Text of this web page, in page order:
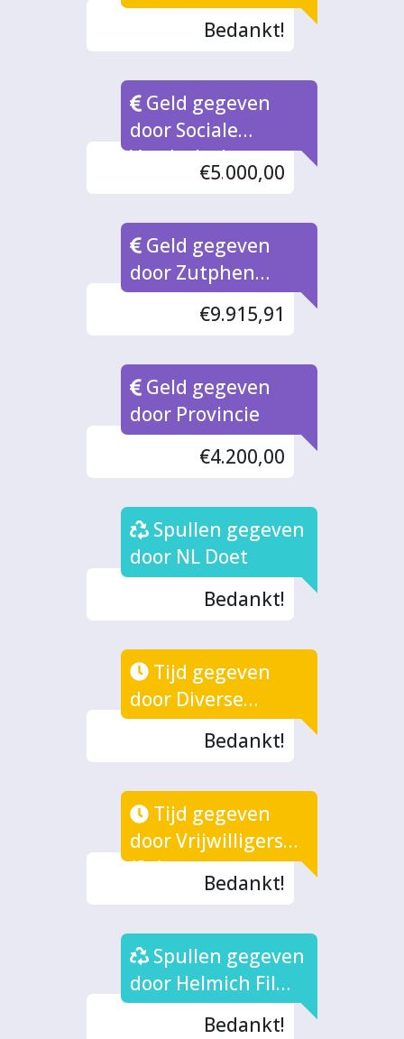
Zutphen
Bedankt!
Geld gegeven
door Sociale
Voedseltuinen
Nederland€5.000,00
Geld gegeven
door Zutphen
Fonds
€9.915,91
Geld gegeven
door Provincie
€4.200,00
Spullen gegeven
door NL Doet
Bedankt!
Tijd gegeven
door Diverse
fondsen
Bedankt!
Tijd gegeven
door Vrijwilligers
(3x)
Bedankt!
Spullen gegeven
door Helmich Films
(2x)
Bedankt!